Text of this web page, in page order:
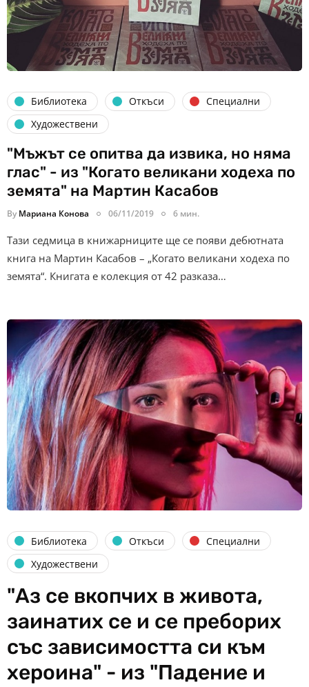
Библиотека Откъси
Специални
Художествени
"Мъжът се опитва да извика, но няма
глас" - из "Когато великани ходеха по
земята" на Мартин Касабов
By Мариана Конова 06/11/2019 6 мин.
Тази седмица в книжарниците ще се появи дебютната
книга на Мартин Касабов – „Когато великани ходеха по
земята“. Книгата е колекция от 42 разказа…
Библиотека Откъси
Специални
Художествени
"Аз се вкопчих в живота,
заинатих се и се преборих
със зависимостта си към
хероина" - из "Падение и